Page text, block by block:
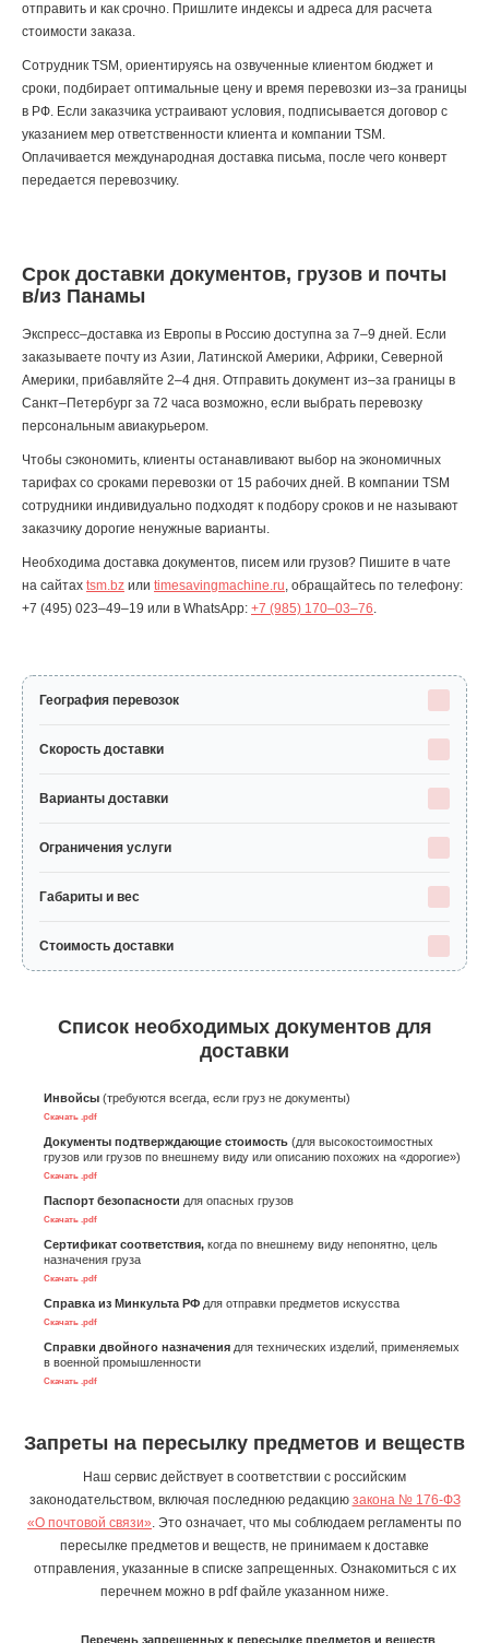
отправить и как срочно. Пришлите индексы и адреса для расчета
стоимости заказа.
Сотрудник TSM, ориентируясь на озвученные клиентом бюджет и
сроки, подбирает оптимальные цену и время перевозки из–за границы
в РФ. Если заказчика устраивают условия, подписывается договор с
указанием мер ответственности клиента и компании TSM.
Оплачивается международная доставка письма, после чего конверт
передается перевозчику.
Срок доставки документов, грузов и почты
в/из Панамы
Экспресс–доставка из Европы в Россию доступна за 7–9 дней. Если
заказываете почту из Азии, Латинской Америки, Африки, Северной
Америки, прибавляйте 2–4 дня. Отправить документ из–за границы в
Санкт–Петербург за 72 часа возможно, если выбрать перевозку
персональным авиакурьером.
Чтобы сэкономить, клиенты останавливают выбор на экономичных
тарифах со сроками перевозки от 15 рабочих дней. В компании TSM
сотрудники индивидуально подходят к подбору сроков и не называют
заказчику дорогие ненужные варианты.
Необходима доставка документов, писем или грузов? Пишите в чате
на сайтах tsm.bz или timesavingmachine.ru, обращайтесь по телефону:
+7 (495) 023–49–19 или в WhatsApp: +7 (985) 170–03–76.
География перевозок
Скорость доставки
Варианты доставки
Ограничения услуги
Габариты и вес
Стоимость доставки
Список необходимых документов для
доставки
Инвойсы (требуются всегда, если груз не документы)
Скачать .pdf
Документы подтверждающие стоимость (для высокостоимостных
грузов или грузов по внешнему виду или описанию похожих на «дорогие»)
Скачать .pdf
Паспорт безопасности для опасных грузов
Скачать .pdf
Сертификат соответствия, когда по внешнему виду непонятно, цель
назначения груза
Скачать .pdf
Справка из Минкульта РФ для отправки предметов искусства
Скачать .pdf
Справки двойного назначения для технических изделий, применяемых
в военной промышленности
Скачать .pdf
Запреты на пересылку предметов и веществ
Наш сервис действует в соответствии с российским
законодательством, включая последнюю редакцию закона № 176-ФЗ
«О почтовой связи». Это означает, что мы соблюдаем регламенты по
пересылке предметов и веществ, не принимаем к доставке
отправления, указанные в списке запрещенных. Ознакомиться с их
перечнем можно в pdf файле указанном ниже.
Перечень запрещенных к пересылке предметов и веществ